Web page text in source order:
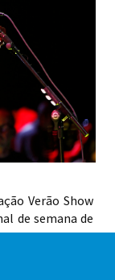
Verão Show
de semana de
Monte será